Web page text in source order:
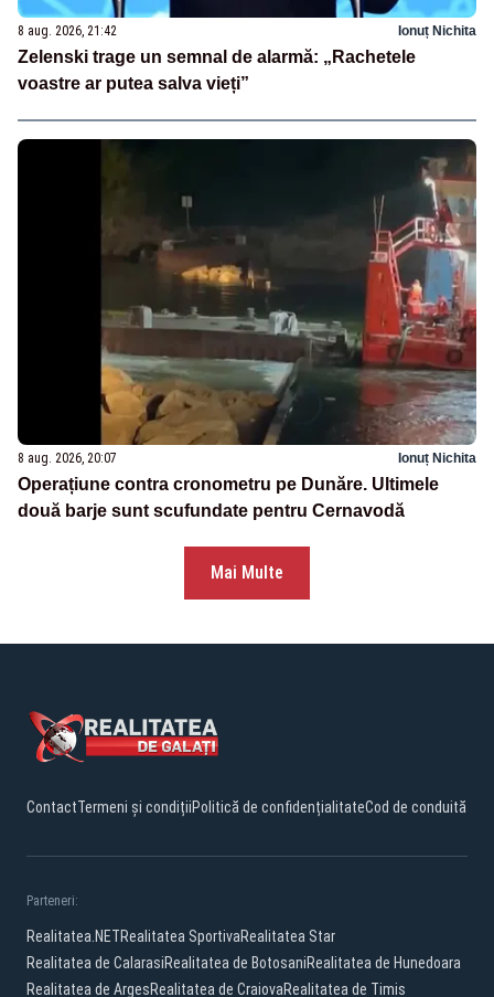
8 aug. 2026, 21:42 Ionuț Nichita
Zelenski trage un semnal de alarmă: „Rachetele
voastre ar putea salva vieți”
8 aug. 2026, 20:07 Ionuț Nichita
Operațiune contra cronometru pe Dunăre. Ultimele
două barje sunt scufundate pentru Cernavodă
Mai Multe
ContactTermeni și condițiiPolitică de confidențialitateCod de conduită
Parteneri:
Realitatea.NETRealitatea SportivaRealitatea Star
Realitatea de CalarasiRealitatea de BotosaniRealitatea de Hunedoara
Realitatea de ArgesRealitatea de CraiovaRealitatea de Timis